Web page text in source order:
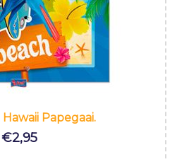
Papegaai.
€2,95